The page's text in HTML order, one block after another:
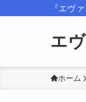
『エヴ
エ
ホーム